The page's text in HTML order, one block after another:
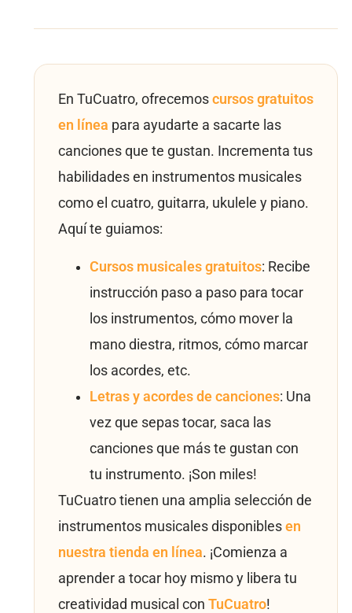
En TuCuatro, ofrecemos cursos gratuitos
en línea para ayudarte a sacarte las
canciones que te gustan. Incrementa tus
habilidades en instrumentos musicales
como el cuatro, guitarra, ukulele y piano.
Aquí te guiamos:
Cursos musicales gratuitos: Recibe
instrucción paso a paso para tocar
los instrumentos, cómo mover la
mano diestra, ritmos, cómo marcar
los acordes, etc.
Letras y acordes de canciones: Una
vez que sepas tocar, saca las
canciones que más te gustan con
tu instrumento. ¡Son miles!
TuCuatro tienen una amplia selección de
instrumentos musicales disponibles en
nuestra tienda en línea. ¡Comienza a
aprender a tocar hoy mismo y libera tu
creatividad musical con TuCuatro!